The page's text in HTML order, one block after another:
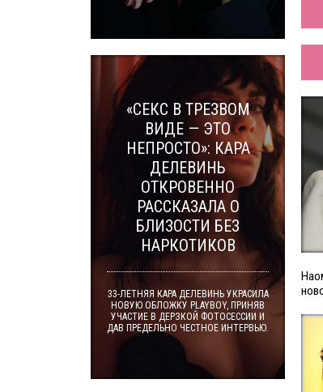
«СЕКС В ТРЕЗВОМ
ВИДЕ — ЭТО
НЕПРОСТО»: КАРА
ДЕЛЕВИНЬ
ОТКРОВЕННО
РАССКАЗАЛА О
БЛИЗОСТИ БЕЗ
НАРКОТИКОВ
33-ЛЕТНЯЯ КАРА ДЕЛЕВИНЬ УКРАСИЛА
НОВУЮ ОБЛОЖКУ PLAYBOY, ПРИНЯВ
УЧАСТИЕ В ДЕРЗКОЙ ФОТОСЕССИИ И
ДАВ ПРЕДЕЛЬНО ЧЕСТНОЕ ИНТЕРВЬЮ.